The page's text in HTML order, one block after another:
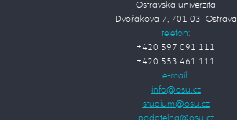
Ostravská univerzita
Dvořákova 7, 701 03 Ostrava
telefon:
+420 597 091 111
+420 553 461 111
e-mail: